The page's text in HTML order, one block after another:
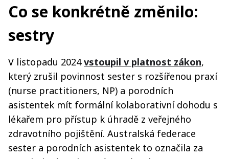
Co se konkrétně změnilo:
sestry
V listopadu 2024vstoupil v platnost zákon,
který zrušil povinnost sester s rozšířenou praxí
(nurse practitioners, NP) a porodních
asistentek mít formální kolaborativní dohodu s
lékařem pro přístup k úhradě z veřejného
zdravotního pojištění. Australská federace
sester a porodních asistentek to označila za